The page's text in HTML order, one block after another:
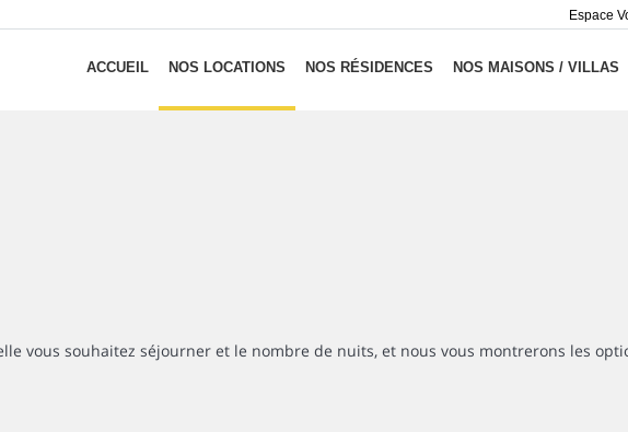
Espace
ACCUEIL NOS LOCATIONS NOS RÉSIDENCES NOS MAISONS / VILLAS
vous souhaitez séjourner et le nombre de nuits, et nous vous montrerons les